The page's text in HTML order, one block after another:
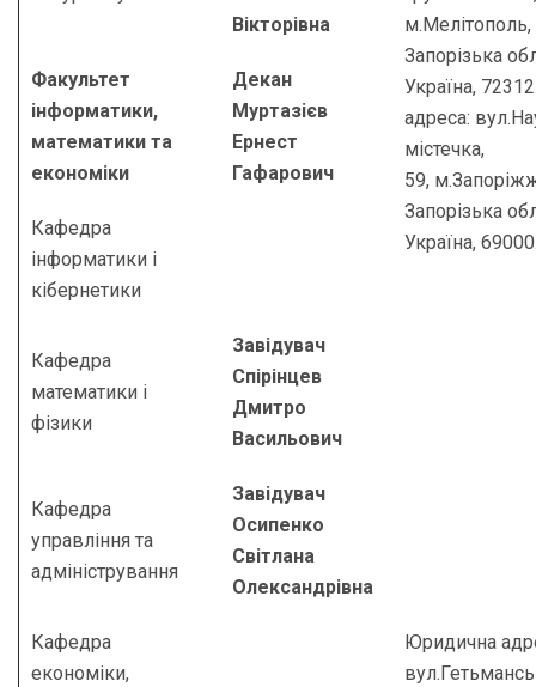
Вікторівна
м.Мелітополь,
Запорізька
Україна,
адреса:
містечка,
59,
Запорізька
Україна,
Факультет
інформатики,
математики та
економіки
Декан
Муртазієв
Ернест
Гафарович
Кафедра
інформатики і
кібернетики
Кафедра
математики і
фізики
Завідувач
Спірінцев
Дмитро
Васильович
Кафедра
управління та
адміністрування
Завідувач
Осипенко
Світлана
Олександрівна
Кафедра
економіки,
Юридична